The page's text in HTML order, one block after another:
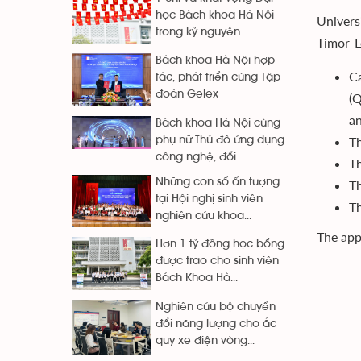
Timor-
The
học Bách khoa Hà Nội
trong kỷ nguyên...
Bách khoa Hà Nội hợp
tác, phát triển cùng Tập
đoàn Gelex
Bách khoa Hà Nội cùng
phụ nữ Thủ đô ứng dụng
công nghệ, đổi...
Những con số ấn tượng
tại Hội nghị sinh viên
nghiên cứu khoa...
Hơn 1 tỷ đồng học bổng
được trao cho sinh viên
Bách Khoa Hà...
Nghiên cứu bộ chuyển
đổi năng lượng cho ắc
quy xe điện vòng...